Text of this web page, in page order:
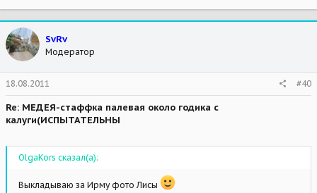
SvRv
Модератор
18.08.2011 #40
Re: МЕДЕЯ-стаффка палевая около годика с
калуги(ИСПЫТАТЕЛЬНЫ
OlgaKors сказал(а):
Выкладываю за Ирму фото Лисы